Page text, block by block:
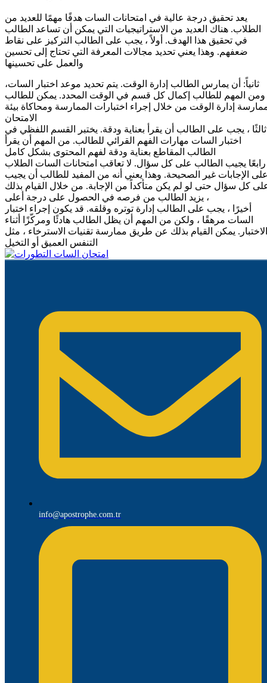
يعد تحقيق درجة عالية في امتحانات السات هدفًا مهمًا للعديد من
الطلاب. هناك العديد من الاستراتيجيات التي يمكن أن تساعد الطالب
في تحقيق هذا الهدف. أولاً ، يجب على الطالب التركيز على نقاط
ضعفهم. وهذا يعني تحديد مجالات المعرفة التي تحتاج إلى تحسين
والعمل على تحسينها
ثانياً: أن يمارس الطالب إدارة الوقت. يتم تحديد موعد اختبار السات،
ومن المهم للطالب إكمال كل قسم في الوقت المحدد. يمكن للطالب
إدارة الوقت من خلال إجراء اختبارات الممارسة ومحاكاة بيئة
الامتحان
ثالثًا ، يجب على الطالب أن يقرأ بعناية ودقة. يختبر القسم اللفظي في
اختبار السات مهارات الفهم القرائي للطالب. من المهم أن يقرأ
الطالب المقاطع بعناية ودقة لفهم المحتوى بشكل كامل
رابعًا يجيب الطالب على كل سؤال. لا تعاقب امتحانات السات الطلاب
الإجابات غير الصحيحة. وهذا يعني أنه من المفيد للطالب أن يجيب
كل سؤال حتى لو لم يكن متأكداً من الإجابة. من خلال القيام بذلك
، يزيد الطالب من فرصه في الحصول على درجة أعلى
أخيرًا ، يجب على الطالب إدارة توتره وقلقه. قد يكون إجراء اختبار
السات مرهقًا ، ولكن من المهم أن يظل الطالب هادئًا ومركّزًا أثناء
الاختبار. يمكن القيام بذلك عن طريق ممارسة تقنيات الاسترخاء ، مثل
التنفس العميق أو التخيل
info@apostrophe.com.tr